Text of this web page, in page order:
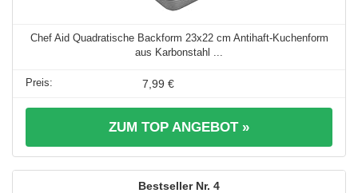
Chef Aid Quadratische Backform 23x22 cm Antihaft-Kuchenform
aus Karbonstahl ...
7,99 €
ZUM TOP ANGEBOT »
4